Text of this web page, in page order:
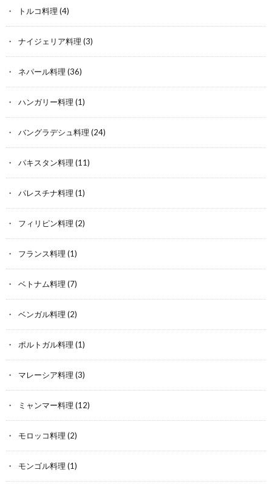
トルコ料理 (4)
ナイジェリア料理 (3)
ネパール料理 (36)
ハンガリー料理 (1)
バングラデシュ料理 (24)
パキスタン料理 (11)
パレスチナ料理 (1)
フィリピン料理 (2)
フランス料理 (1)
ベトナム料理 (7)
ベンガル料理 (2)
ポルトガル料理 (1)
マレーシア料理 (3)
ミャンマー料理 (12)
モロッコ料理 (2)
モンゴル料理 (1)